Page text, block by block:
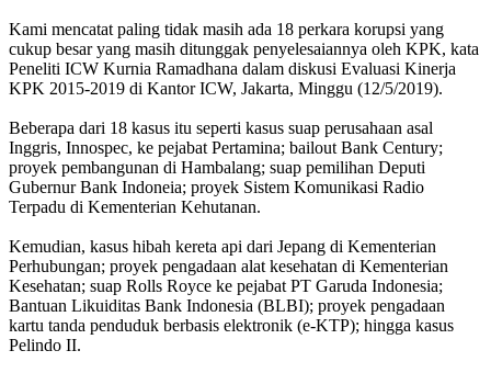
Kami mencatat paling tidak masih ada 18 perkara korupsi yang
cukup besar yang masih ditunggak penyelesaiannya oleh KPK, kata
Peneliti ICW Kurnia Ramadhana dalam diskusi Evaluasi Kinerja
KPK 2015-2019 di Kantor ICW, Jakarta, Minggu (12/5/2019).
Beberapa dari 18 kasus itu seperti kasus suap perusahaan asal
Inggris, Innospec, ke pejabat Pertamina; bailout Bank Century;
proyek pembangunan di Hambalang; suap pemilihan Deputi
Gubernur Bank Indoneia; proyek Sistem Komunikasi Radio
Terpadu di Kementerian Kehutanan.
Kemudian, kasus hibah kereta api dari Jepang di Kementerian
Perhubungan; proyek pengadaan alat kesehatan di Kementerian
Kesehatan; suap Rolls Royce ke pejabat PT Garuda Indonesia;
Bantuan Likuiditas Bank Indonesia (BLBI); proyek pengadaan
kartu tanda penduduk berbasis elektronik (e-KTP); hingga kasus
Pelindo II.